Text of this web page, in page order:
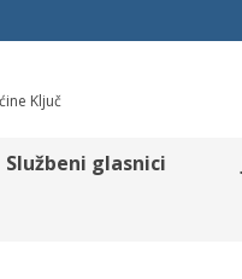
Ključ
Službeni glasnici